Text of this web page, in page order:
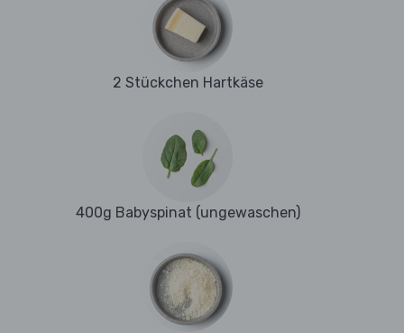
2 Stückchen Hartkäse
400g Babyspinat (ungewaschen)